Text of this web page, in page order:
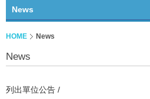
News
HOME News
News
列出單位公告 /